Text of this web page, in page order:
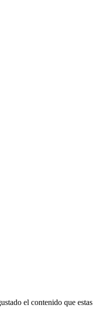
el contenido que estas